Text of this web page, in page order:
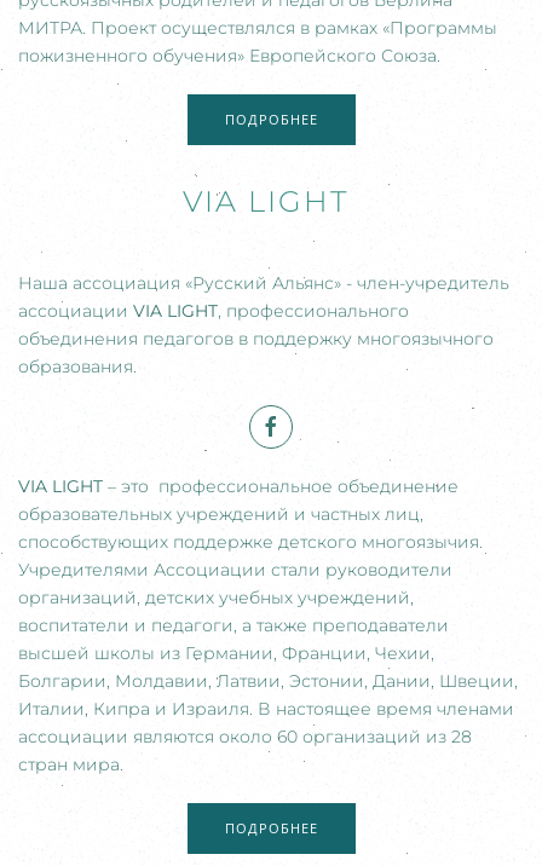
МИТРА. Проект осуществлялся в рамках «Программы
пожизненного обучения» Европейского Союза.
ПОДРОБНЕЕ
VIA LIGHT
Наша ассоциация «Русский Альянс» - член-учредитель
ассоциации VIA LIGHT, профессионального
объединения педагогов в поддержку многоязычного
образования.
VIA LIGHT – это профессиональное объединение
образовательных учреждений и частных лиц,
способствующих поддержке детского многоязычия.
Учредителями Ассоциации стали руководители
организаций, детских учебных учреждений,
воспитатели и педагоги, а также преподаватели
высшей школы из Германии, Франции, Чехии,
Болгарии, Молдавии, Латвии, Эстонии, Дании, Швеции,
Италии, Кипра и Израиля. В настоящее время членами
ассоциации являются около 60 организаций из 28
стран мира.
ПОДРОБНЕЕ